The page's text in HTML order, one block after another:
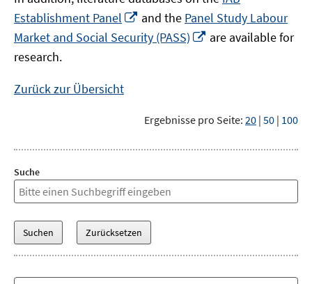
Fenster
öffnen
Establishment Panel
In
neuem
Fenster
and the Panel Study Labour
Market and Social Security (PASS)
In
are available for
research.
Zurück zur Übersicht
Ergebnisse pro Seite: 20 | 50 | 100
Suche